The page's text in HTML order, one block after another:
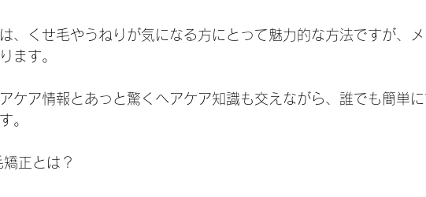
、くせ毛やうねりが気になる方にとって魅力的な方法ですが、
ます。
ケア情報とあっと驚くヘアケア知識も交えながら、誰でも簡単
。
正とは？